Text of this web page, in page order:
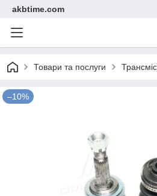
akbtime.com
Товари та послуги
–10%